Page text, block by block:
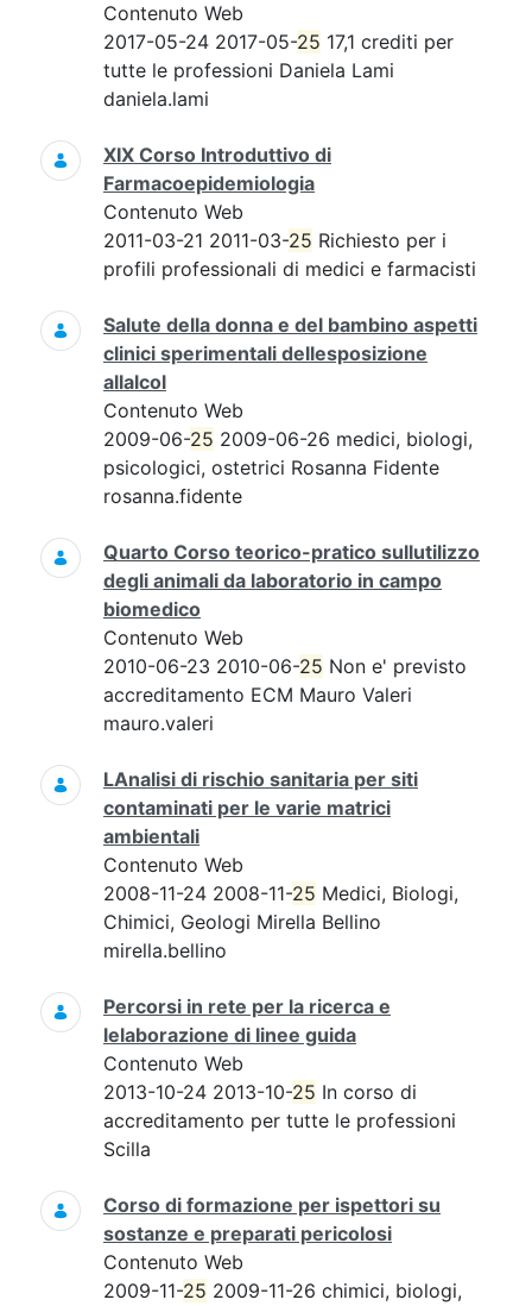
Contenuto Web
2017-05-24 2017-05-25 17,1 crediti per
tutte le professioni Daniela Lami
daniela.lami
XIX Corso Introduttivo di
Farmacoepidemiologia
Contenuto Web
2011-03-21 2011-03-25 Richiesto per i
profili professionali di medici e farmacisti
Salute della donna e del bambino aspetti
clinici sperimentali dellesposizione
allalcol
Contenuto Web
2009-06-25 2009-06-26 medici, biologi,
psicologici, ostetrici Rosanna Fidente
rosanna.fidente
Quarto Corso teorico-pratico sullutilizzo
degli animali da laboratorio in campo
biomedico
Contenuto Web
2010-06-23 2010-06-25 Non e' previsto
accreditamento ECM Mauro Valeri
mauro.valeri
LAnalisi di rischio sanitaria per siti
contaminati per le varie matrici
ambientali
Contenuto Web
2008-11-24 2008-11-25 Medici, Biologi,
Chimici, Geologi Mirella Bellino
mirella.bellino
Percorsi in rete per la ricerca e
lelaborazione di linee guida
Contenuto Web
2013-10-24 2013-10-25 In corso di
accreditamento per tutte le professioni
Scilla
Corso di formazione per ispettori su
sostanze e preparati pericolosi
Contenuto Web
2009-11-25 2009-11-26 chimici, biologi,